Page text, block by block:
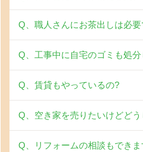
Q、職人さんにお茶出しは必
Q、工事中に自宅のゴミも処
Q、賃貸もやっているの?
Q、空き家を売りたいけどど
Q、リフォームの相談もでき